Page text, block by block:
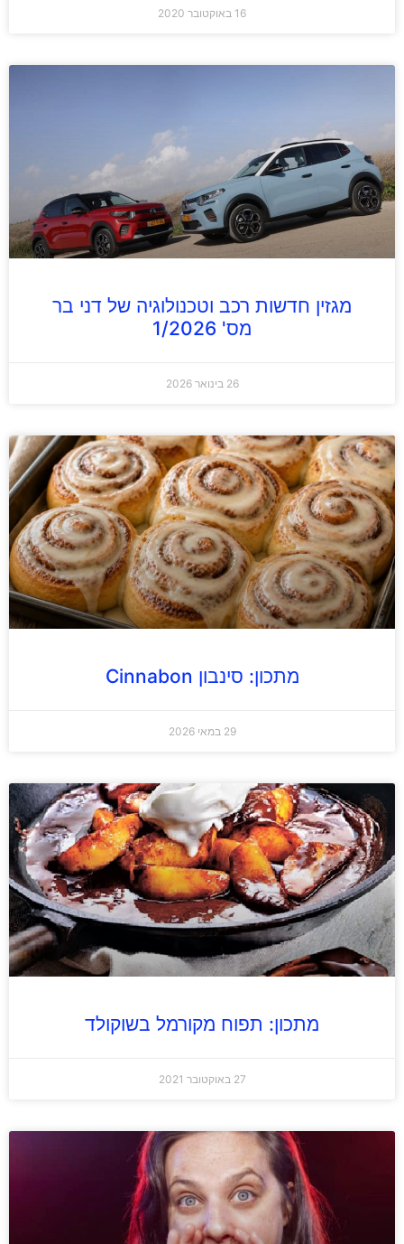
16 באוקטובר 2020
מגזין חדשות רכב וטכנולוגיה של דני בר
מס' 1/2026
26 בינואר 2026
מתכון: סינבון Cinnabon
29 במאי 2026
מתכון: תפוח מקורמל בשוקולד
27 באוקטובר 2021